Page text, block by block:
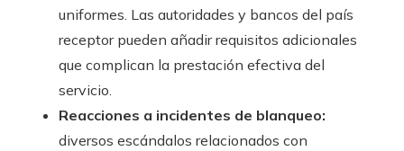
uniformes. Las autoridades y bancos del país
receptor pueden añadir requisitos adicionales
que complican la prestación efectiva del
servicio.
Reacciones a incidentes de blanqueo:
diversos escándalos relacionados con